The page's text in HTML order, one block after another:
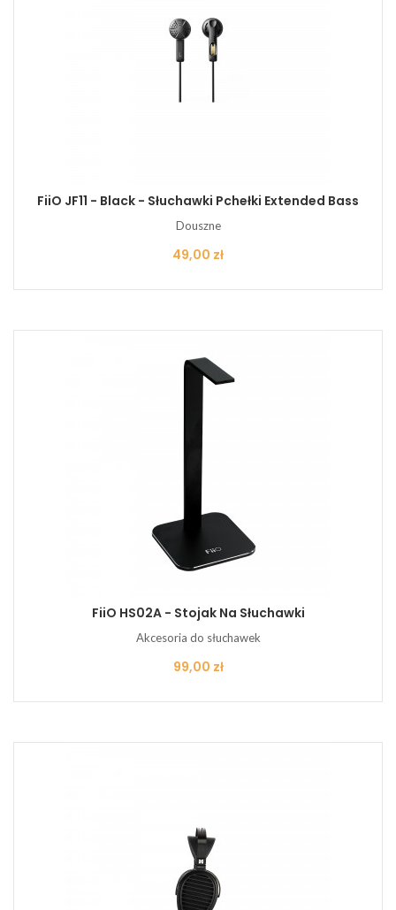
FiiO JF11 - Black - Słuchawki Pchełki Extended Bass
Douszne
Cena
49,00 zł
FiiO HS02A - Stojak Na Słuchawki
Akcesoria do słuchawek
Cena
99,00 zł